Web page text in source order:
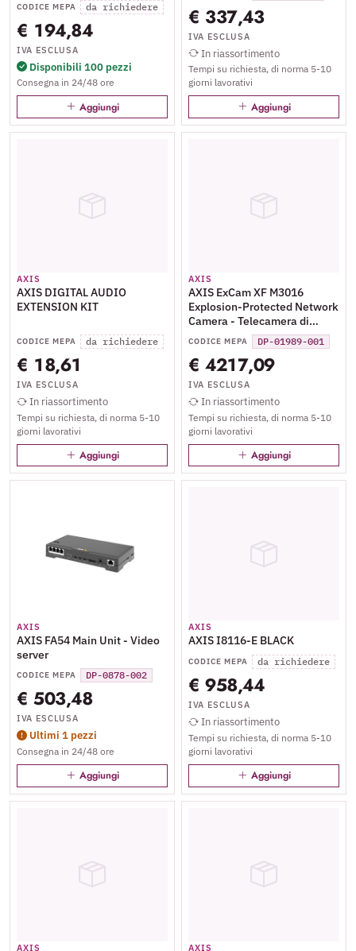
CODICE MEPA da richiedere
€ 194,84
IVA ESCLUSA
Disponibili 100 pezzi
Consegna in 24/48 ore
Aggiungi
€ 337,43
IVA ESCLUSA
In riassortimento
Tempi su richiesta, di norma 5-10
giorni lavorativi
Aggiungi
AXIS
AXIS DIGITAL AUDIO
EXTENSION KIT
CODICE MEPA da richiedere
€ 18,61
IVA ESCLUSA
In riassortimento
Tempi su richiesta, di norma 5-10
giorni lavorativi
Aggiungi
AXIS
AXIS ExCam XF M3016
Explosion-Protected Network
Camera - Telecamera di
sorveglianza connessa in rete
- per esterno, interno - a
prova di esplosione - colore
(Giorno e notte) - 0,3 MP -
focale fisso - LAN 10/100 -
MPEG-4, MJPEG, H.264, AVC,
H.265 - PoE
CODICE MEPA DP-01989-001
€ 4217,09
IVA ESCLUSA
In riassortimento
Tempi su richiesta, di norma 5-10
giorni lavorativi
Aggiungi
AXIS
AXIS FA54 Main Unit - Video
server
CODICE MEPA DP-0878-002
€ 503,48
IVA ESCLUSA
Ultimi 1 pezzi
Consegna in 24/48 ore
Aggiungi
AXIS
AXIS I8116-E BLACK
CODICE MEPA da richiedere
€ 958,44
IVA ESCLUSA
In riassortimento
Tempi su richiesta, di norma 5-10
giorni lavorativi
Aggiungi
AXIS AXIS